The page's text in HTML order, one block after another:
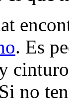
. Es
no